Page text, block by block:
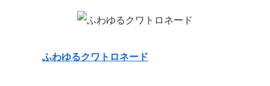
ふわゆるクワトロネード